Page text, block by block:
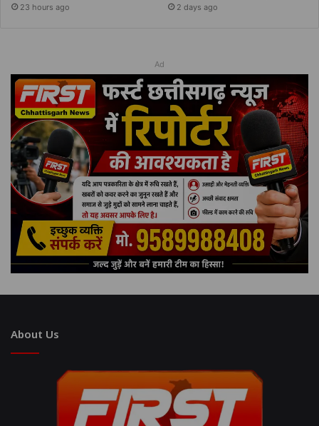
23 hours ago 2 days ago
Ad
About Us